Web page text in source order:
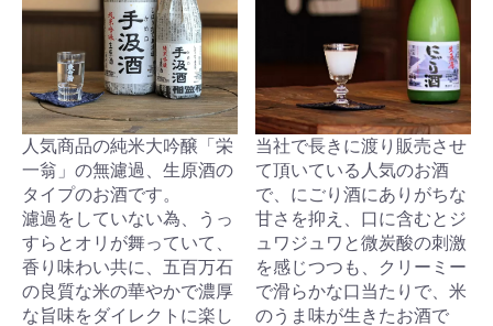
人気商品の純米大吟醸「栄
一翁」の無濾過、生原酒の
タイプのお酒です。
濾過をしていない為、うっ
すらとオリが舞っていて、
香り味わい共に、五百万石
の良質な米の華やかで濃厚
な旨味をダイレクトに楽し
当社で長きに渡り販売させ
て頂いている人気のお酒
で、にごり酒にありがちな
甘さを抑え、口に含むとジ
ュワジュワと微炭酸の刺激
を感じつつも、クリーミー
で滑らかな口当たりで、米
のうま味が生きたお酒で